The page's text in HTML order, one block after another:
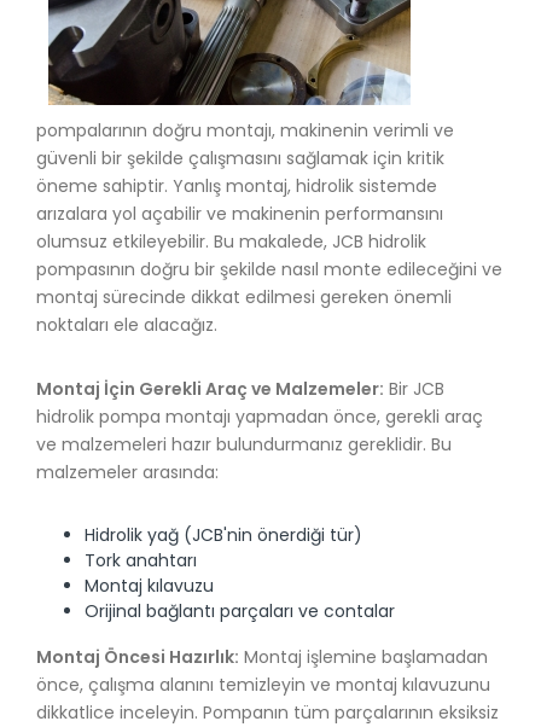
pompalarının doğru montajı, makinenin verimli ve
güvenli bir şekilde çalışmasını sağlamak için kritik
öneme sahiptir. Yanlış montaj, hidrolik sistemde
arızalara yol açabilir ve makinenin performansını
olumsuz etkileyebilir. Bu makalede, JCB hidrolik
pompasının doğru bir şekilde nasıl monte edileceğini ve
montaj sürecinde dikkat edilmesi gereken önemli
noktaları ele alacağız.
Montaj İçin Gerekli Araç ve Malzemeler: Bir JCB
hidrolik pompa montajı yapmadan önce, gerekli araç
ve malzemeleri hazır bulundurmanız gereklidir. Bu
malzemeler arasında:
Hidrolik yağ (JCB'nin önerdiği tür)
Tork anahtarı
Montaj kılavuzu
Orijinal bağlantı parçaları ve contalar
Montaj Öncesi Hazırlık: Montaj işlemine başlamadan
önce, çalışma alanını temizleyin ve montaj kılavuzunu
dikkatlice inceleyin. Pompanın tüm parçalarının eksiksiz